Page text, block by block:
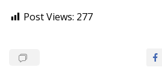
Post Views: 277